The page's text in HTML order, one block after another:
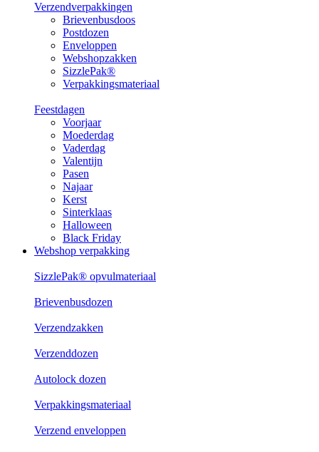
Verzendverpakkingen
Brievenbusdoos
Postdozen
Enveloppen
Webshopzakken
SizzlePak®
Verpakkingsmateriaal
Feestdagen
Voorjaar
Moederdag
Vaderdag
Valentijn
Pasen
Najaar
Kerst
Sinterklaas
Halloween
Black Friday
Webshop verpakking
SizzlePak® opvulmateriaal
Brievenbusdozen
Verzendzakken
Verzenddozen
Autolock dozen
Verpakkingsmateriaal
Verzend enveloppen